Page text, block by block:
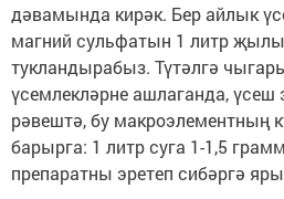
дәвамында кирәк. Бер айлык
магний сульфатын 1 литр җылы
тукландырабыз. Түтәлгә
үсемлекләрне ашлаганда,
рәвештә, бу макроэлементның
барырга: 1 литр суга 1-1,5
препаратны эретеп сибәргә